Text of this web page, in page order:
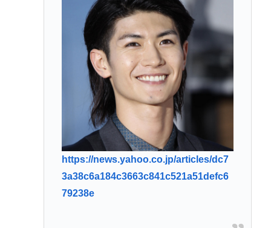
https://news.yahoo.co.jp/articles/dc7
3a38c6a184c3663c841c521a51defc6
79238e